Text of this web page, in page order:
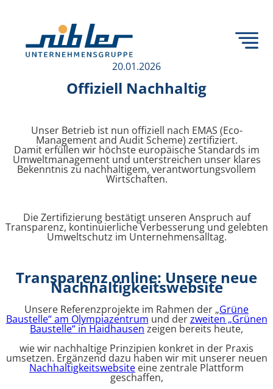
Back
20.01.2026
Offiziell Nachhaltig
Unser Betrieb ist nun offiziell nach EMAS (Eco-
Management and Audit Scheme) zertifiziert.
Damit erfüllen wir höchste europäische Standards im
Umweltmanagement und unterstreichen unser klares
Bekenntnis zu nachhaltigem, verantwortungsvollem
Wirtschaften.
Die Zertifizierung bestätigt unseren Anspruch auf
Transparenz, kontinuierliche Verbesserung und gelebten
Umweltschutz im Unternehmensalltag.
Transparenz online: Unsere neue
Nachhaltigkeitswebsite
Unsere Referenzprojekte im Rahmen der „Grüne
Baustelle“ am Olympiazentrum und derzweiten „Grünen
Baustelle“ in Haidhausenzeigen bereits heute,
wie wir nachhaltige Prinzipien konkret in der Praxis
umsetzen. Ergänzend dazu haben wir mit unserer neuen
Nachhaltigkeitswebsite eine zentrale Plattform
geschaffen,